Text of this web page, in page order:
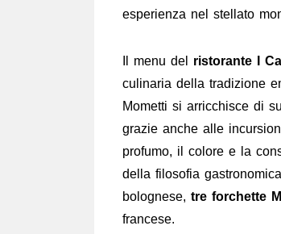
esperienza nel stellato
Il menu del ristorante I
culinaria della tradizione
Mometti si arricchisce di
grazie anche alle
profumo, il colore e la
della filosofia
bolognese, tre forchette
francese.